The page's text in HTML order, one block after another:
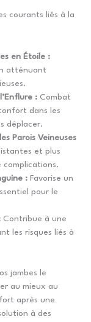
courants liés à la
en Étoile :
atténuant
: Combat
dans les
déplacer.
Parois Veineuses
et plus
complications.
: Favorise un
pour le
Contribue à une
les risques liés à
jambes le
au mieux au
après une
à des